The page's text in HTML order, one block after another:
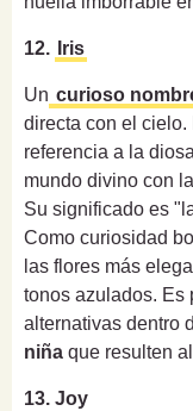
12. Iris
Un curioso
directa con el
referencia a la
mundo divino con
Su significado es
Como curiosidad
las flores más
tonos azulados. Es
alternativas dentro
niña que resulten
13. Joy